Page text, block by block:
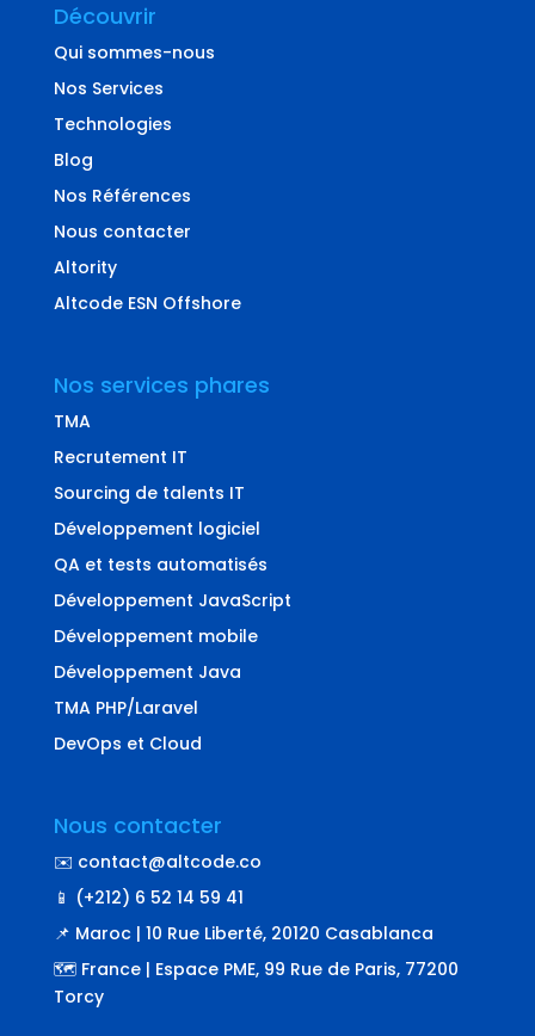
Découvrir
Qui sommes-nous
Nos Services
Technologies
Blog
Nos Références
Nous contacter
Altority
Altcode ESN Offshore
Nos services phares
TMA
Recrutement IT
Sourcing de talents IT
Développement logiciel
QA et tests automatisés
Développement JavaScript
Développement mobile
Développement Java
TMA PHP/Laravel
DevOps et Cloud
Nous contacter
✉️ contact@altcode.co
📱 (+212) 6 52 14 59 41
📌 Maroc | 10 Rue Liberté, 20120 Casablanca
🗺️ France | Espace PME, 99 Rue de Paris, 77200
Torcy